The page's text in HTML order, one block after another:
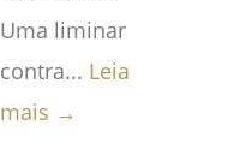
Uma liminar
contra... Leia
mais →